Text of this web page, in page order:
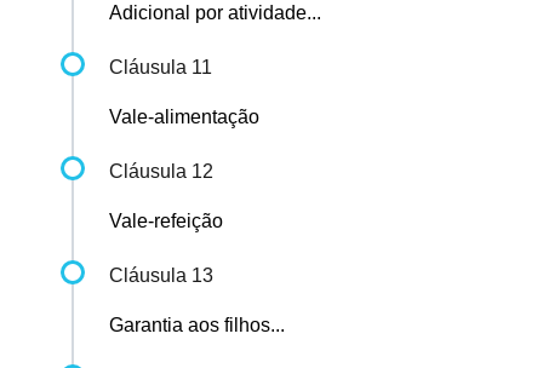
Adicional por atividade...
Cláusula 11
Vale-alimentação
Cláusula 12
Vale-refeição
Cláusula 13
Garantia aos filhos...